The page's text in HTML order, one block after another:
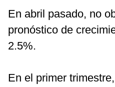
En abril pasado, no
pronóstico de
2.5%.
En el primer